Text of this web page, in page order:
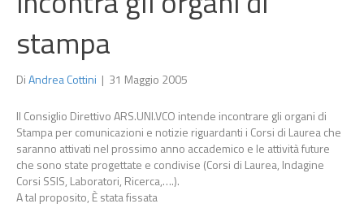
stampa
DiAndrea Cottini | 31 Maggio 2005
Il Consiglio Direttivo ARS.UNI.VCO intende incontrare gli organi di
Stampa per comunicazioni e notizie riguardanti i Corsi di Laurea che
saranno attivati nel prossimo anno accademico e le attività future
che sono state progettate e condivise (Corsi di Laurea, Indagine
Corsi SSIS, Laboratori, Ricerca,….).
A tal proposito, È stata fissata